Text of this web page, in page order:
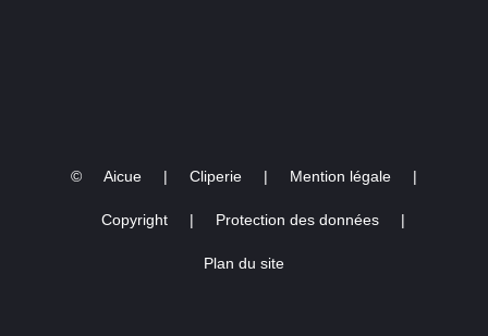
© Aicue | Cliperie | Mention légale |
Copyright | Protection des données |
Plan du site